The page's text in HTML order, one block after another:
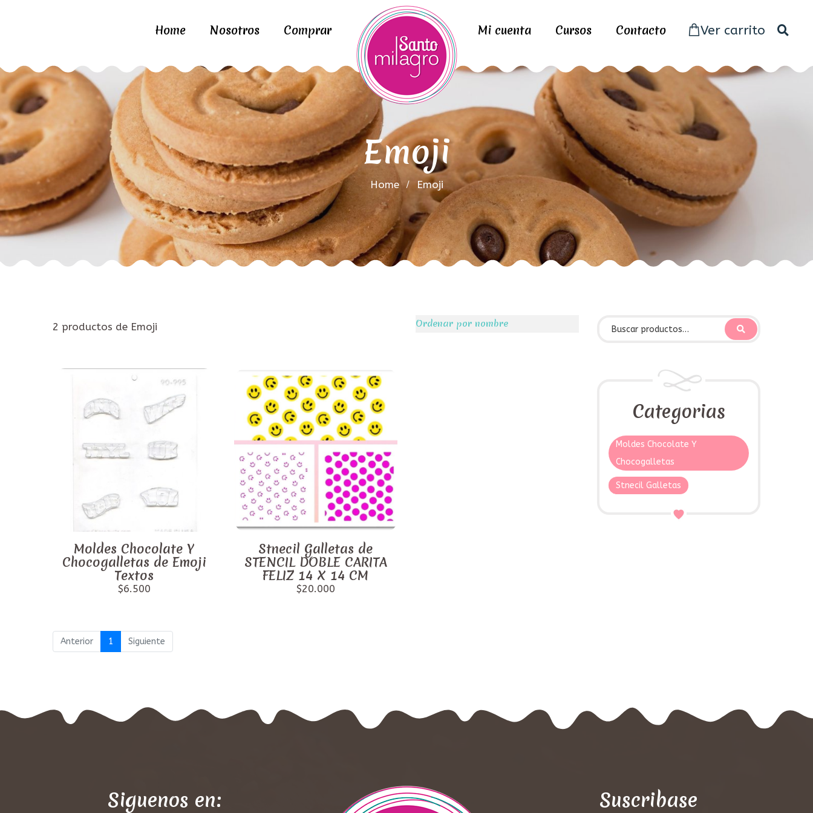
Home Nosotros Comprar Mi cuenta Cursos Contacto Ver carrito
Emoji
Home Emoji
2 productos de Emoji Ordenar por nombre
Moldes Chocolate Y
Chocogalletas de Emoji
Textos
$6.500
Stnecil Galletas de
STENCIL DOBLE CARITA
FELIZ 14 X 14 CM
$20.000
Anterior 1 Siguiente
Categorias
Moldes Chocolate Y
Chocogalletas
Stnecil Galletas
Siguenos en: Suscribase